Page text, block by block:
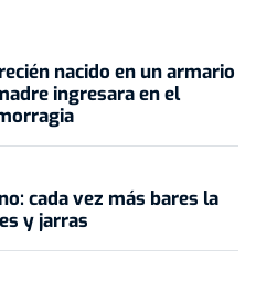
nacido en un armario
ingresara en el
cada vez más bares la
y jarras